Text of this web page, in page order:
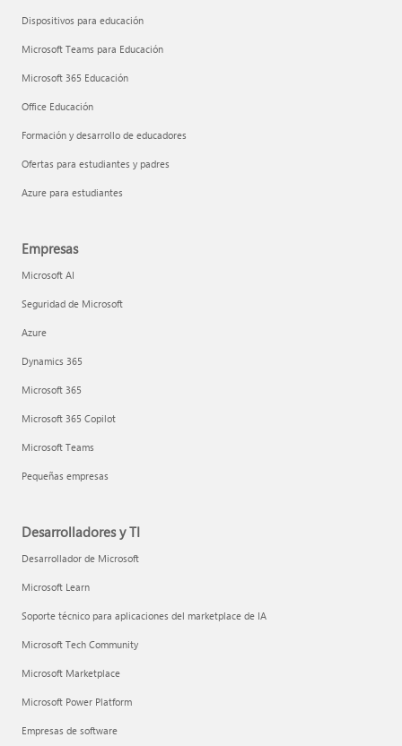
Dispositivos para educación
Microsoft Teams para Educación
Microsoft 365 Educación
Office Educación
Formación y desarrollo de educadores
Ofertas para estudiantes y padres
Azure para estudiantes
Empresas
Microsoft AI
Seguridad de Microsoft
Azure
Dynamics 365
Microsoft 365
Microsoft 365 Copilot
Microsoft Teams
Pequeñas empresas
Desarrolladores y TI
Desarrollador de Microsoft
Microsoft Learn
Soporte técnico para aplicaciones del marketplace de IA
Microsoft Tech Community
Microsoft Marketplace
Microsoft Power Platform
Empresas de software